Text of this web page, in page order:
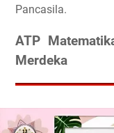
Pancasila.
ATP
Merdeka